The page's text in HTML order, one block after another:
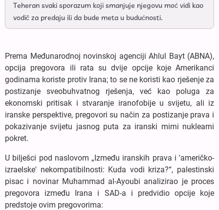
Teheran svaki sporazum koji smanjuje njegovu moć vidi kao
vodič za predaju ili da bude meta u budućnosti.
Prema Međunarodnoj novinskoj agenciji Ahlul Bayt (ABNA),
opcija pregovora ili rata su dvije opcije koje Amerikanci
godinama koriste protiv Irana; to se ne koristi kao rješenje za
postizanje sveobuhvatnog rješenja, već kao poluga za
ekonomski pritisak i stvaranje iranofobije u svijetu, ali iz
iranske perspektive, pregovori su način za postizanje prava i
pokazivanje svijetu jasnog puta za iranski mirni nuklearni
pokret.
U bilješci pod naslovom „Između iranskih prava i 'američko-
izraelske' nekompatibilnosti: Kuda vodi kriza?“, palestinski
pisac i novinar Muhammad al-Ayoubi analizirao je proces
pregovora između Irana i SAD-a i predvidio opcije koje
predstoje ovim pregovorima: